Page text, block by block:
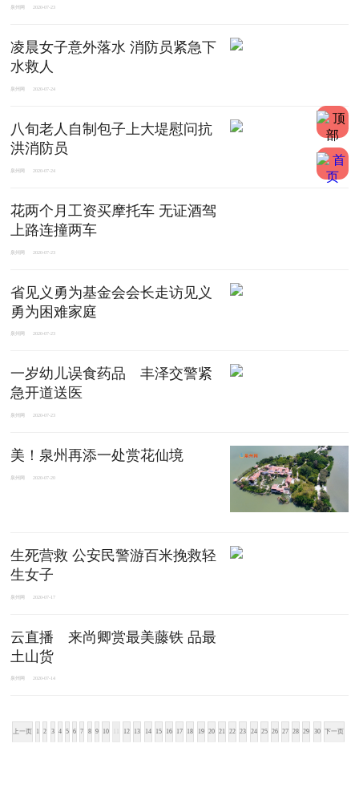
泉州网 2020-07-23
凌晨女子意外落水 消防员紧急下
水救人
泉州网 2020-07-24
八旬老人自制包子上大堤慰问抗
洪消防员
泉州网 2020-07-24
花两个月工资买摩托车 无证酒驾
上路连撞两车
泉州网 2020-07-23
省见义勇为基金会会长走访见义
勇为困难家庭
泉州网 2020-07-23
一岁幼儿误食药品 丰泽交警紧
急开道送医
泉州网 2020-07-23
美！泉州再添一处赏花仙境
泉州网 2020-07-20
生死营救 公安民警游百米挽救轻
生女子
泉州网 2020-07-17
云直播 来尚卿赏最美藤铁 品最
土山货
泉州网 2020-07-14
上一页 1 2 3 4 5 6 7 8 9 10 12 13 14 15 16 17 18 19 20 21 22 23 24 25 26 27 28 29 30 下一页